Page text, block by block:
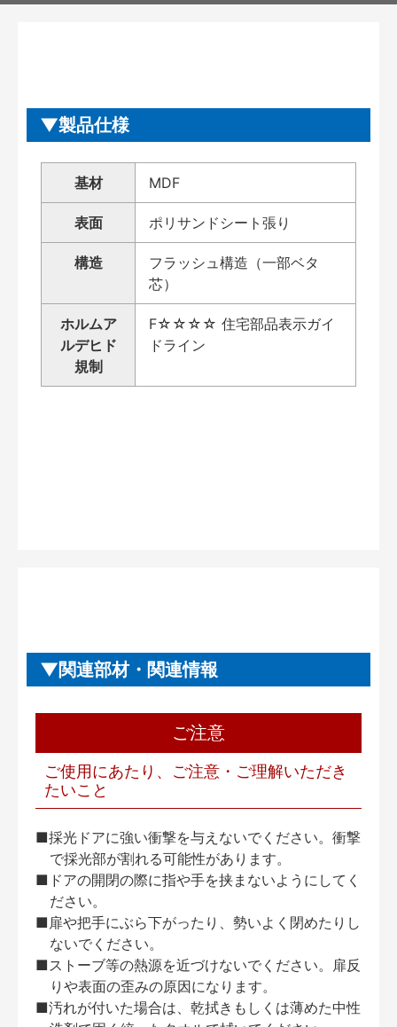
製品仕様
基材 MDF
表面 ポリサンドシート張り
構造
フラッシュ構造（一部ベタ
芯）
ホルムア
ルデヒド
規制
F☆☆☆☆ 住宅部品表示ガイ
ドライン
関連部材・関連情報
ご注意
ご使用にあたり、ご注意・ご理解いただき
たいこと
■採光ドアに強い衝撃を与えないでください。衝撃
で採光部が割れる可能性があります。
■ドアの開閉の際に指や手を挟まないようにしてく
ださい。
■扉や把手にぶら下がったり、勢いよく閉めたりし
ないでください。
■ストーブ等の熱源を近づけないでください。扉反
りや表面の歪みの原因になります。
■汚れが付いた場合は、乾拭きもしくは薄めた中性